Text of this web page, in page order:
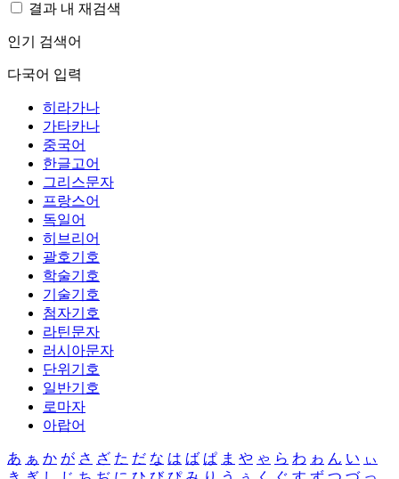
결과 내 재검색
인기 검색어
다국어 입력
히라가나
가타카나
중국어
한글고어
그리스문자
프랑스어
독일어
히브리어
괄호기호
학술기호
기술기호
첨자기호
라틴문자
러시아문자
단위기호
일반기호
로마자
아랍어
あ ぁ か が さ ざ た だ な は ば ぱ ま や ゃ ら わ ゎ ん い ぃ